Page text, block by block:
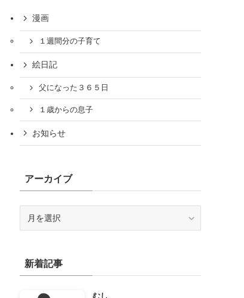
漫画
１週間分の子育て
絵日記
父になった３６５日
１歳からの息子
お知らせ
アーカイブ
ブ新着記事
むし